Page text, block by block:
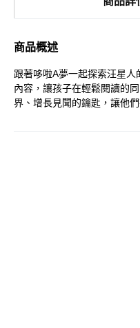
商品概述
跟著哆啦A夢一起探索汪星
內容，讓孩子在輕鬆閱讀的
界、增長見聞的鑰匙，讓他